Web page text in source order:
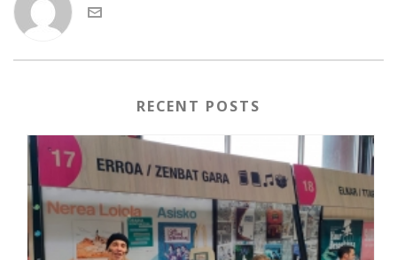
RECENT POSTS